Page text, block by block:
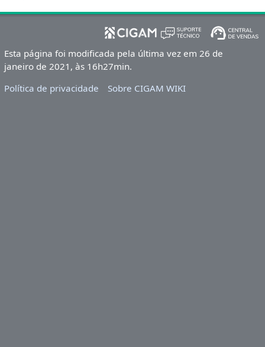
Esta página foi modificada pela última vez em 26 de
janeiro de 2021, às 16h27min.
Política de privacidade
Sobre CIGAM WIKI